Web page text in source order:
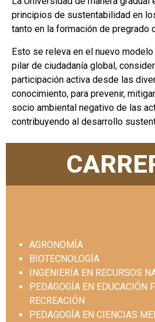
principios de sustentabilidad en
tanto en la formación de pregrado
Esto se releva en el nuevo
pilar de ciudadanía global,
participación activa desde las
conocimiento, para prevenir,
socio ambiental negativo de las
contribuyendo al desarrollo
AGRONOMÍA
BIOTECNOLOGÍA
INGENIERÍA EN RECURSOS
PEDAGOGÍA EN EDUCACIÓN
RECREACIÓN
PEDAGOGÍA EN CIENCIAS